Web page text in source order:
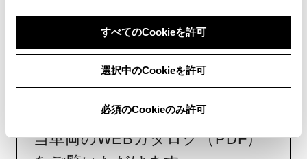
すべてのCookieを許可
選択中のCookieを許可
必須のCookieのみ許可
ック情報
WEBカタログ
当車両のWEBカタログ（PDF）